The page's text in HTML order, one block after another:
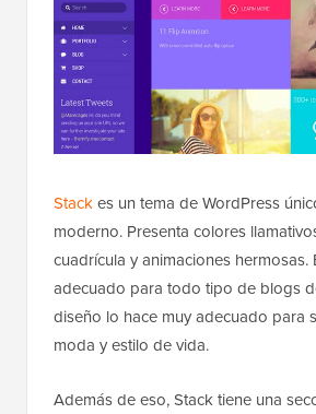
Stackes un tema de WordPress
moderno. Presenta colores
cuadrícula y animaciones hermosas.
adecuado para todo tipo de blogs
diseño lo hace muy adecuado para
moda y estilo de vida.
Además de eso, Stack tiene una